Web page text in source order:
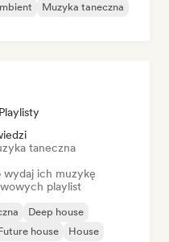
Muzyka taneczna
taneczna
wydaj ich muzykę
playlist
Deep house
house
House